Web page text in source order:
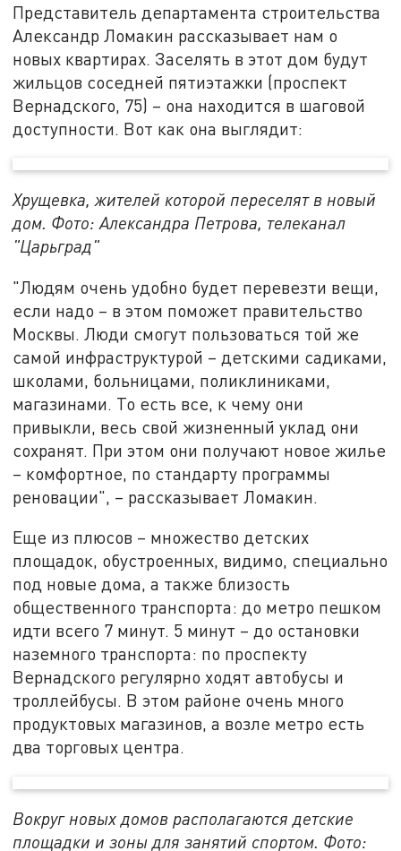
Представитель департамента строительства
Александр Ломакин рассказывает нам о
новых квартирах. Заселять в этот дом будут
жильцов соседней пятиэтажки (проспект
Вернадского, 75) – она находится в шаговой
доступности. Вот как она выглядит:
Хрущевка, жителей которой переселят в новый
дом. Фото: Александра Петрова, телеканал
"Царьград"
"Людям очень удобно будет перевезти вещи,
если надо – в этом поможет правительство
Москвы. Люди смогут пользоваться той же
самой инфраструктурой – детскими садиками,
школами, больницами, поликлиниками,
магазинами. То есть все, к чему они
привыкли, весь свой жизненный уклад они
сохранят. При этом они получают новое жилье
– комфортное, по стандарту программы
реновации", – рассказывает Ломакин.
Еще из плюсов – множество детских
площадок, обустроенных, видимо, специально
под новые дома, а также близость
общественного транспорта: до метро пешком
идти всего 7 минут. 5 минут – до остановки
наземного транспорта: по проспекту
Вернадского регулярно ходят автобусы и
троллейбусы. В этом районе очень много
продуктовых магазинов, а возле метро есть
два торговых центра.
Вокруг новых домов располагаются детские
площадки и зоны для занятий спортом. Фото: